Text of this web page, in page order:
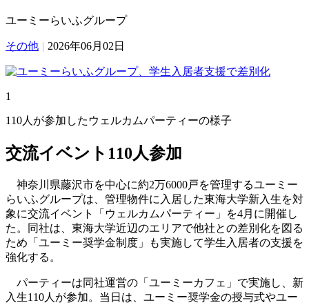
ユーミーらいふグループ
その他 | 2026年06月02日
1
110人が参加したウェルカムパーティーの様子
交流イベント110人参加
神奈川県藤沢市を中心に約2万6000戸を管理するユーミー
らいふグループは、管理物件に入居した東海大学新入生を対
象に交流イベント「ウェルカムパーティー」を4月に開催し
た。同社は、東海大学近辺のエリアで他社との差別化を図る
ため「ユーミー奨学金制度」も実施して学生入居者の支援を
強化する。
パーティーは同社運営の「ユーミーカフェ」で実施し、新
入生110人が参加。当日は、ユーミー奨学金の授与式やユー